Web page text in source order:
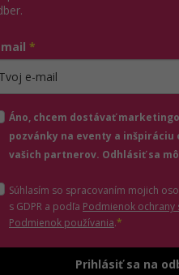
*
Áno, chcem dostávať
pozvánky na eventy a inšpiráciu
vašich partnerov. Odhlásiť sa
Súhlasím so spracovaním mojich
s GDPR a podľa Podmienok ochrany
Podmienok používania(otvorí sa v
.*
Prihlásiť sa na